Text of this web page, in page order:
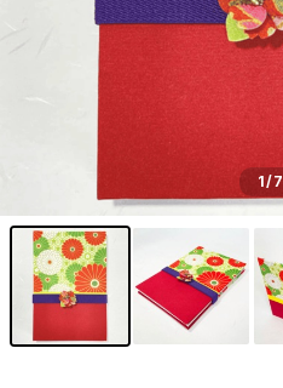
1/7